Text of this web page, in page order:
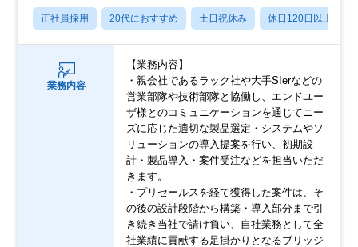
正社員採用 20代におすすめ 土日祝休み 休日120日以上
業務内容
【業務内容】
・親会社であるラック社や大手SIerなどの
営業部隊や技術部隊と協働し、エンドユー
ザ様とのコミュニケーションを通じてニー
ズに応じた適切な製品選定・システムやソ
リューションの導入提案を行い、初期設
計・製品導入・案件受注などを担当いただ
きます。
・プリセールスを経て獲得した案件は、そ
の後の設計段階から構築・導入部分まで引
き続き当社で請け負い、自社業務として全
社業績に貢献する足掛かりとなるブリッジ